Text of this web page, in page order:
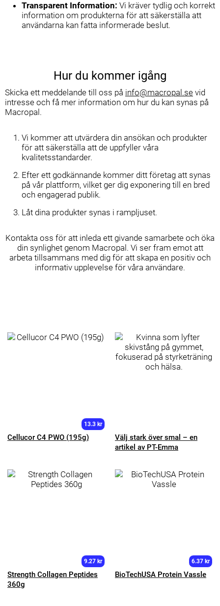
Transparent Information: Vi kräver tydlig och korrekt
information om produkterna för att säkerställa att
användarna kan fatta informerade beslut.
Hur du kommer igång
Skicka ett meddelande till oss på info@macropal.se vid
intresse och få mer information om hur du kan synas på
Macropal.
Vi kommer att utvärdera din ansökan och produkter
för att säkerställa att de uppfyller våra
kvalitetsstandarder.
Efter ett godkännande kommer ditt företag att synas
på vår plattform, vilket ger dig exponering till en bred
och engagerad publik.
Låt dina produkter synas i rampljuset.
Kontakta oss för att inleda ett givande samarbete och öka
din synlighet genom Macropal. Vi ser fram emot att
arbeta tillsammans med dig för att skapa en positiv och
informativ upplevelse för våra användare.
13.3 kr
Cellucor C4 PWO (195g)
Välj stark över smal – en
artikel av PT-Emma
9.27 kr
Strength Collagen Peptides
360g
6.37 kr
BioTechUSA Protein Vassle